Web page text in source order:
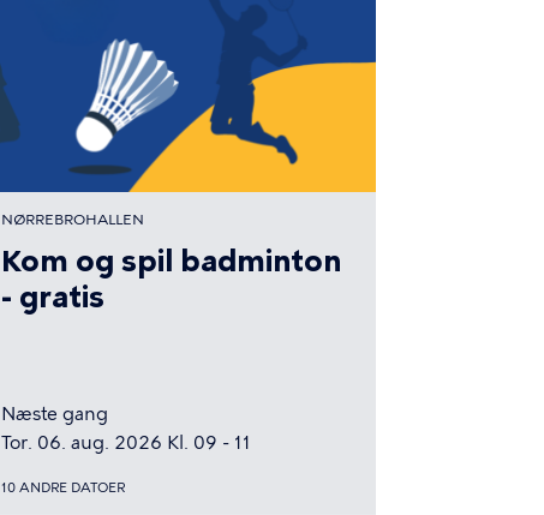
NØRREBROHALLEN
Kom og spil badminton
- gratis
Næste gang
Tor. 06. aug. 2026 Kl. 09 - 11
10 ANDRE DATOER